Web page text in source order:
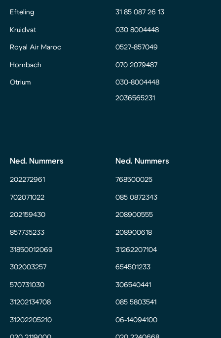
Efteling
Kruidvat
Royal Air Maroc
Hornbach
Otrium
31 85 087 26 13
030 8004448
0527-857049
070 2079487
030-8004448
2036565231
Ned. Nummers
202272961
702071022
202159430
857735233
31850012069
302003257
570731030
31202134708
31202205210
Ned. Nummers
768500025
085 0872343
208900555
208900618
31262207104
654501233
306540441
085 5803541
06-14094100